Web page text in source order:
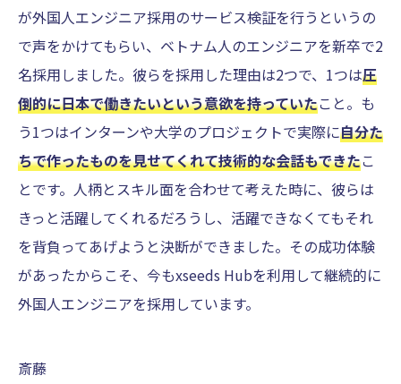
が外国人エンジニア採用のサービス検証を行うというの
で声をかけてもらい、ベトナム人のエンジニアを新卒で2
名採用しました。彼らを採用した理由は2つで、1つは圧
倒的に日本で働きたいという意欲を持っていたこと。も
う1つはインターンや大学のプロジェクトで実際に自分た
ちで作ったものを見せてくれて技術的な会話もできたこ
とです。人柄とスキル面を合わせて考えた時に、彼らは
きっと活躍してくれるだろうし、活躍できなくてもそれ
を背負ってあげようと決断ができました。その成功体験
があったからこそ、今もxseeds Hubを利用して継続的に
外国人エンジニアを採用しています。
斎藤